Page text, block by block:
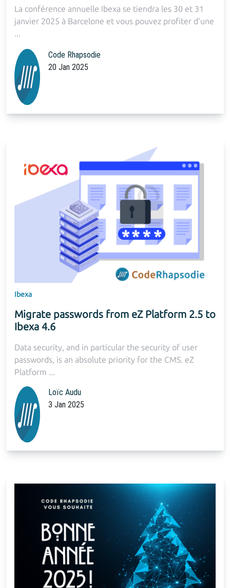
La conférence annuelle Ibexa se tiendra les 30 et 31
janvier 2025 à Barcelone et vous pouvez profiter d'une
...
Code Rhapsodie
20 Jan 2025
Ibexa
Migrate passwords from eZ Platform 2.5 to
Ibexa 4.6
Data security, and in particular the security of user
passwords, is an absolute priority for the CMS. eZ
Platform ...
Loïc Audu
3 Jan 2025